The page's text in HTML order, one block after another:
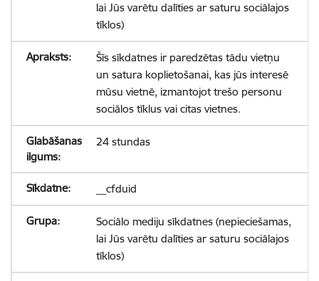
lai Jūs varētu dalīties ar saturu sociālajos
tīklos)
Šīs sīkdatnes ir paredzētas tādu vietņu
un satura koplietošanai, kas jūs interesē
mūsu vietnē, izmantojot trešo personu
sociālos tīklus vai citas vietnes.
24 stundas
__cfduid
Sociālo mediju sīkdatnes (nepieciešamas,
lai Jūs varētu dalīties ar saturu sociālajos
tīklos)